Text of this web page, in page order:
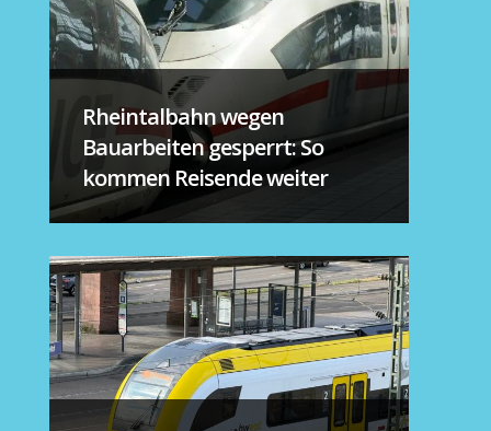
Rheintalbahn wegen
Bauarbeiten gesperrt: So
kommen Reisende weiter